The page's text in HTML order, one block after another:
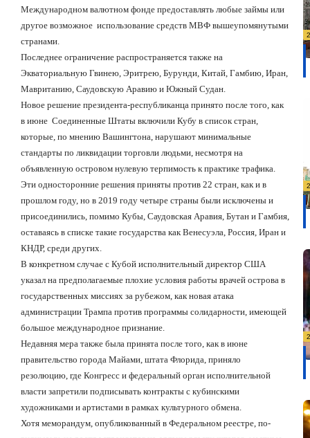
Международном валютном фонде предоставлять любые займы или
другое возможное использование средств МВФ вышеупомянутыми
странами.
Последнее ограничение распространяется также на
Экваториальную Гвинею, Эритрею, Бурунди, Китай, Гамбию, Иран,
Мавританию, Саудовскую Аравию и Южный Судан.
Новое решение президента-республиканца принято после того, как
в июне Соединенные Штаты включили Кубу в список стран,
которые, по мнению Вашингтона, нарушают минимальные
стандарты по ликвидации торговли людьми, несмотря на
объявленную островом нулевую терпимость к практике трафика.
Эти односторонние решения приняты против 22 стран, как и в
прошлом году, но в 2019 году четыре страны были исключены и
присоединились, помимо Кубы, Саудовская Аравия, Бутан и Гамбия,
оставаясь в списке такие государства как Венесуэла, Россия, Иран и
КНДР, среди других.
В конкретном случае с Кубой исполнительный директор США
указал на предполагаемые плохие условия работы врачей острова в
государственных миссиях за рубежом, как новая атака
администрации Трампа против программы солидарности, имеющей
большое международное признание.
Недавняя мера также была принята после того, как в июне
правительство города Майами, штата Флорида, приняло
резолюцию, где Конгресс и федеральный орган исполнительной
власти запретили подписывать контракты с кубинскими
художниками и артистами в рамках культурного обмена.
Хотя меморандум, опубликованный в Федеральном реестре, по-